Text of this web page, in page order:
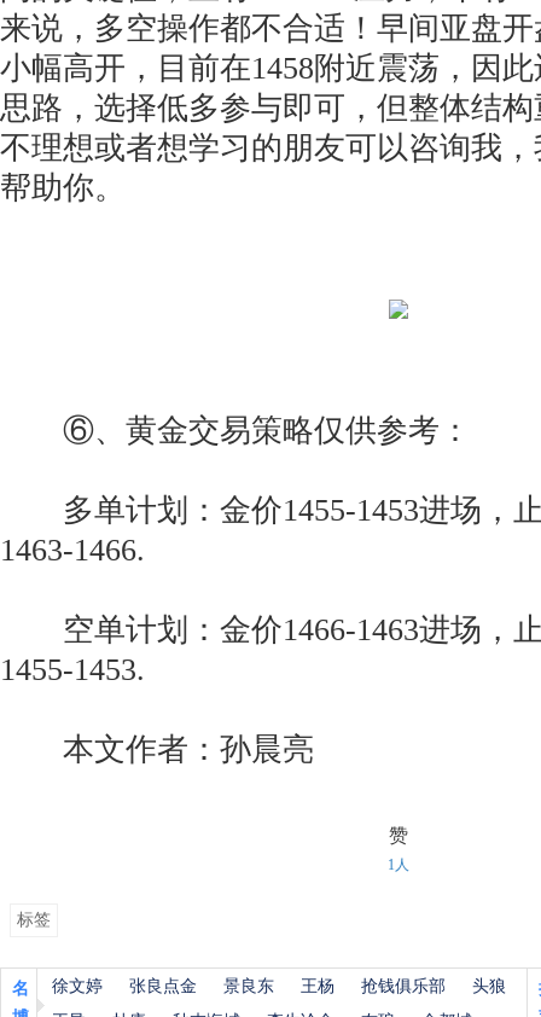
来说，多空操作都不合适！早间亚盘
小幅高开，目前在1458附近震荡，因
思路，选择低多参与即可，但整体结
不理想或者想学习的朋友可以咨询我
帮助你。
⑥、黄金交易策略仅供参考：
多单计划：金价1455-1453进场，
1463-1466.
空单计划：金价1466-1463进场，
1455-1453.
本文作者：孙晨亮
赞
1人
标签
名
徐文婷 张良点金 景良东 王杨 抢钱俱乐部
头狼